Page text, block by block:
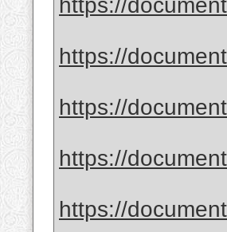
https://
https://
https://
https://
https://